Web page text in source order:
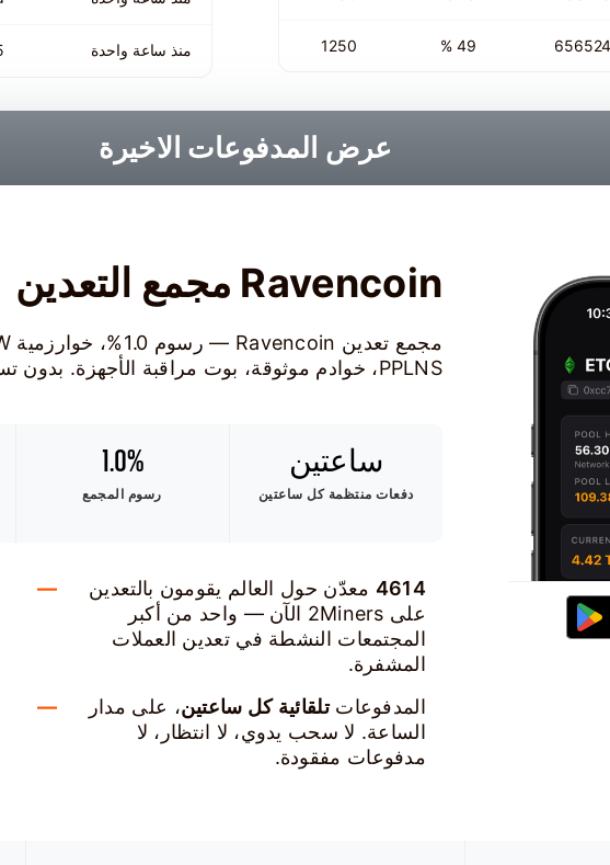
49 %
1250 منذ ساعة واحدة
عرض المدفوعات الاخيرة
Ravencoin مجمع التعدين
PPLNS، خوادم موثوقة، بوت مراقبة الأجهزة. بدون تسجيل.
ساعتين
دفعات منتظمة كل ساعتين
1.0%
رسوم المجمع
4614 معدّن حول العالم يقومون بالتعدين
على 2Miners الآن — واحد من أكبر
المجتمعات النشطة في تعدين العملات
المشفرة.
المدفوعاتتلقائية كل ساعتين، على مدار
الساعة. لا سحب يدوي، لا انتظار، لا
مدفوعات مفقودة.